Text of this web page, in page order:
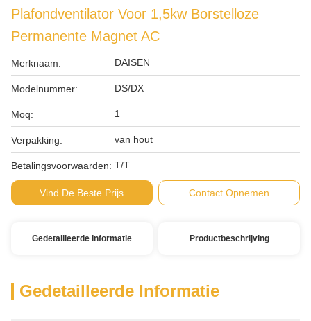
Plafondventilator Voor 1,5kw Borstelloze
Permanente Magnet AC
Merknaam: DAISEN
Modelnummer: DS/DX
Moq: 1
Verpakking: van hout
Betalingsvoorwaarden: T/T
Vind De Beste Prijs Contact Opnemen
Gedetailleerde Informatie Productbeschrijving
Gedetailleerde Informatie